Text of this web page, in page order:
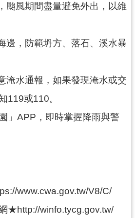
颱風期間盡量避免外出，以維
邊，防範坍方、落石、溪水暴
淹水通報，如果發現淹水或交
119或110。
」APP，即時掌握降雨與警
www.cwa.gov.tw/V8/C/
★http://winfo.tycg.gov.tw/